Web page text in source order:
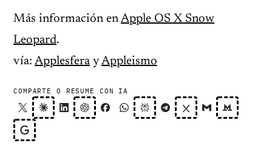
Más información enApple OS X Snow
Leopard.
vía: Applesfera yAppleismo
COMPARTE O RESUME CON IA